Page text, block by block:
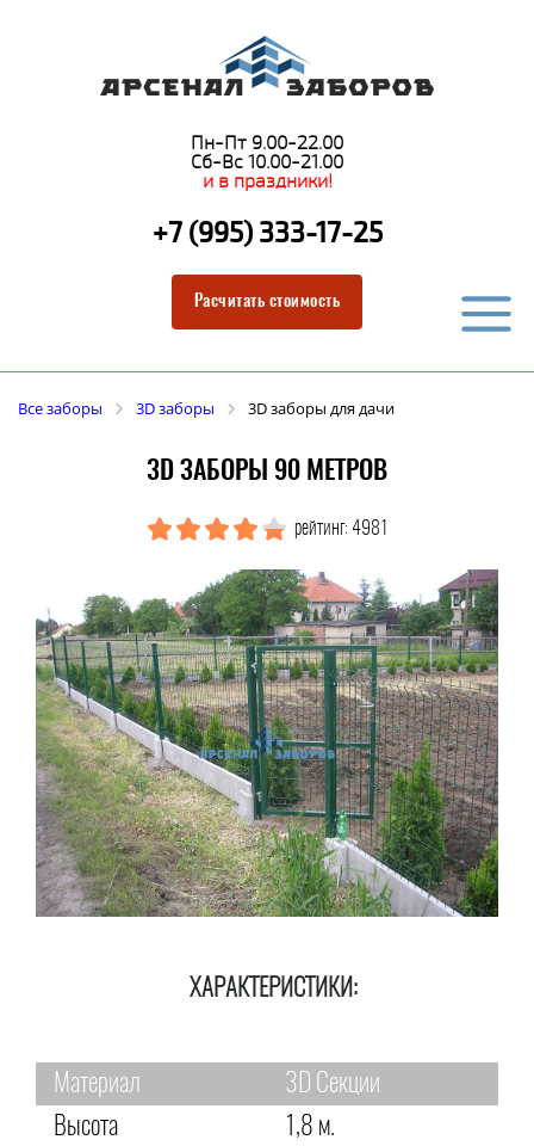
Пн-Пт 9.00-22.00
Сб-Вс 10.00-21.00
и в праздники!
+7 (995) 333-17-25
Расчитать стоимость
Все заборы 3D заборы 3D заборы для дачи
3D ЗАБОРЫ 90 МЕТРОВ
рейтинг: 4981
ХАРАКТЕРИСТИКИ:
Материал
3D Секции
Высота
1,8 м.